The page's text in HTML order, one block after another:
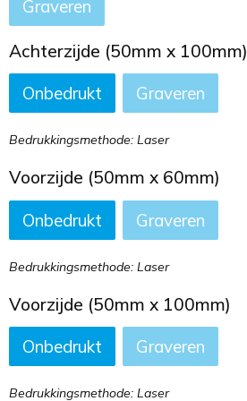
Graveren
Achterzijde (50mm x 100mm)
Onbedrukt
Graveren
Bedrukkingsmethode: Laser
Voorzijde (50mm x 60mm)
Onbedrukt
Graveren
Bedrukkingsmethode: Laser
Voorzijde (50mm x 100mm)
Onbedrukt
Graveren
Bedrukkingsmethode: Laser